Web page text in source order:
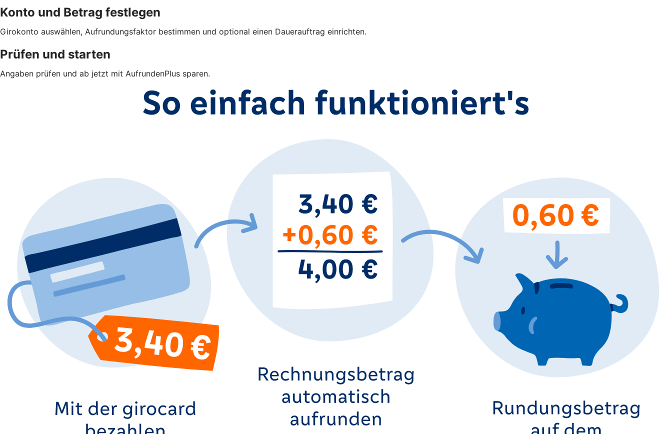
Konto und Betrag festlegen
Girokonto auswählen, Aufrundungsfaktor bestimmen und optional einen Dauerauftrag einrichten.
Prüfen und starten
Angaben prüfen und ab jetzt mit AufrundenPlus sparen.